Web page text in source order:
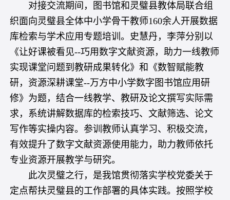
对接交流期间，图书馆和灵璧县教体局联合组
织面向灵璧县全体中小学骨干教师160余人开展数据
库检索与学术应用专题培训。史慧丹，李萍分别以
《让好课被看见--巧用数字文献资源，助力一线教师
实现课堂问题到教研成果转化》和《数智赋能教
研，资源深耕课堂--万方中小学数字图书馆应用研
修》为题，结合一线教学、教研及论文撰写实际需
求，系统讲解数据库的检索技巧、文献筛选、论文
写作等实操内容。参训教师认真学习、积极交流，
有效提升了数字文献资源使用能力，助力教师依托
专业资源开展教学与研究。
此次灵璧之行，是我馆贯彻落实学校党委关于
定点帮扶灵璧县的工作部署的具体实践。按照学校